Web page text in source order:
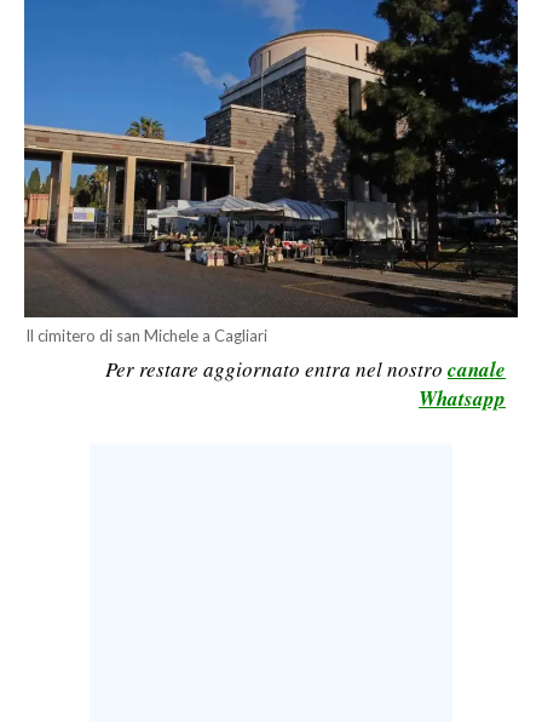
POLITICA
ECONOMIA
SERVIZI ALLE IMPRESE
LAVORO
Il cimitero di san Michele a Cagliari
Per restare aggiornato entra nel nostro canale
Whatsapp